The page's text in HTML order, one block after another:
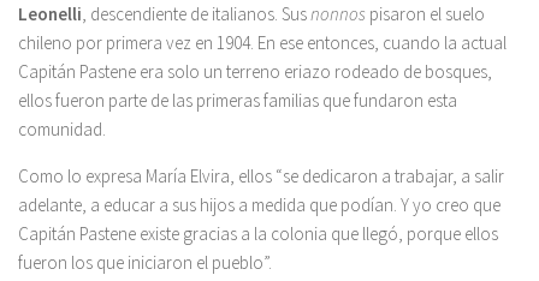
Leonelli , descendiente de italianos. Sus nonnos pisaron el suelo
chileno por primera vez en 1904. En ese entonces, cuando la actual
Capitán Pastene era solo un terreno eriazo rodeado de bosques,
ellos fueron parte de las primeras familias que fundaron esta
comunidad.
Como lo expresa María Elvira, ellos “se dedicaron a trabajar, a salir
adelante, a educar a sus hijos a medida que podían. Y yo creo que
Capitán Pastene existe gracias a la colonia que llegó, porque ellos
fueron los que iniciaron el pueblo”.